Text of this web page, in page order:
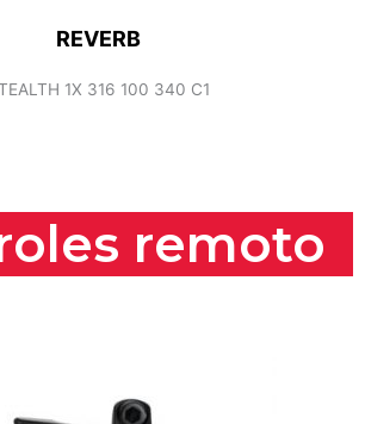
REVERB
1X 316 100 340 C1
remoto